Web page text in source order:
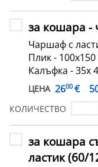
за кошара -
Чаршаф с
Плик - 100х150
Калъфка - 35х
ЦЕНА 2600 €
КОЛИЧЕСТВО
за кошара
ластик (60/